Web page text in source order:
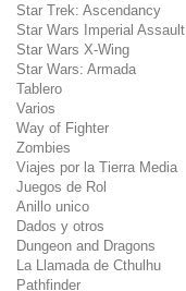
Star Trek: Ascendancy
Star Wars Imperial Assault
Star Wars X-Wing
Star Wars: Armada
Tablero
Varios
Way of Fighter
Zombies
Viajes por la Tierra Media
Juegos de Rol
Anillo unico
Dados y otros
Dungeon and Dragons
La Llamada de Cthulhu
Pathfinder